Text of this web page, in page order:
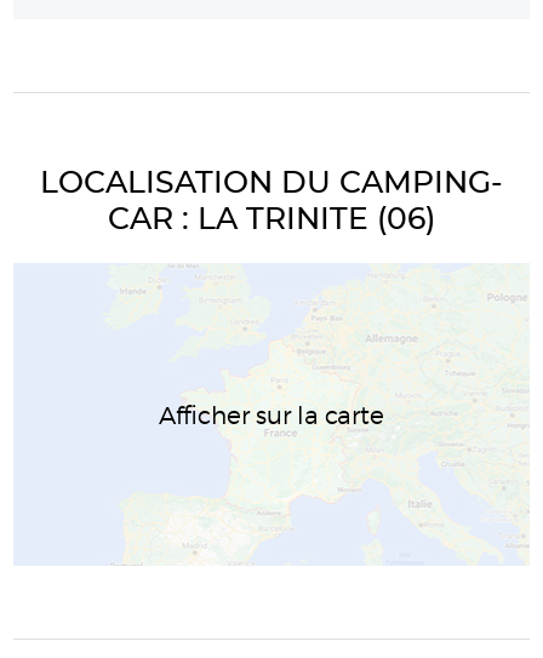
LOCALISATION DU CAMPING-
CAR : LA TRINITE (06)
Afficher sur la carte